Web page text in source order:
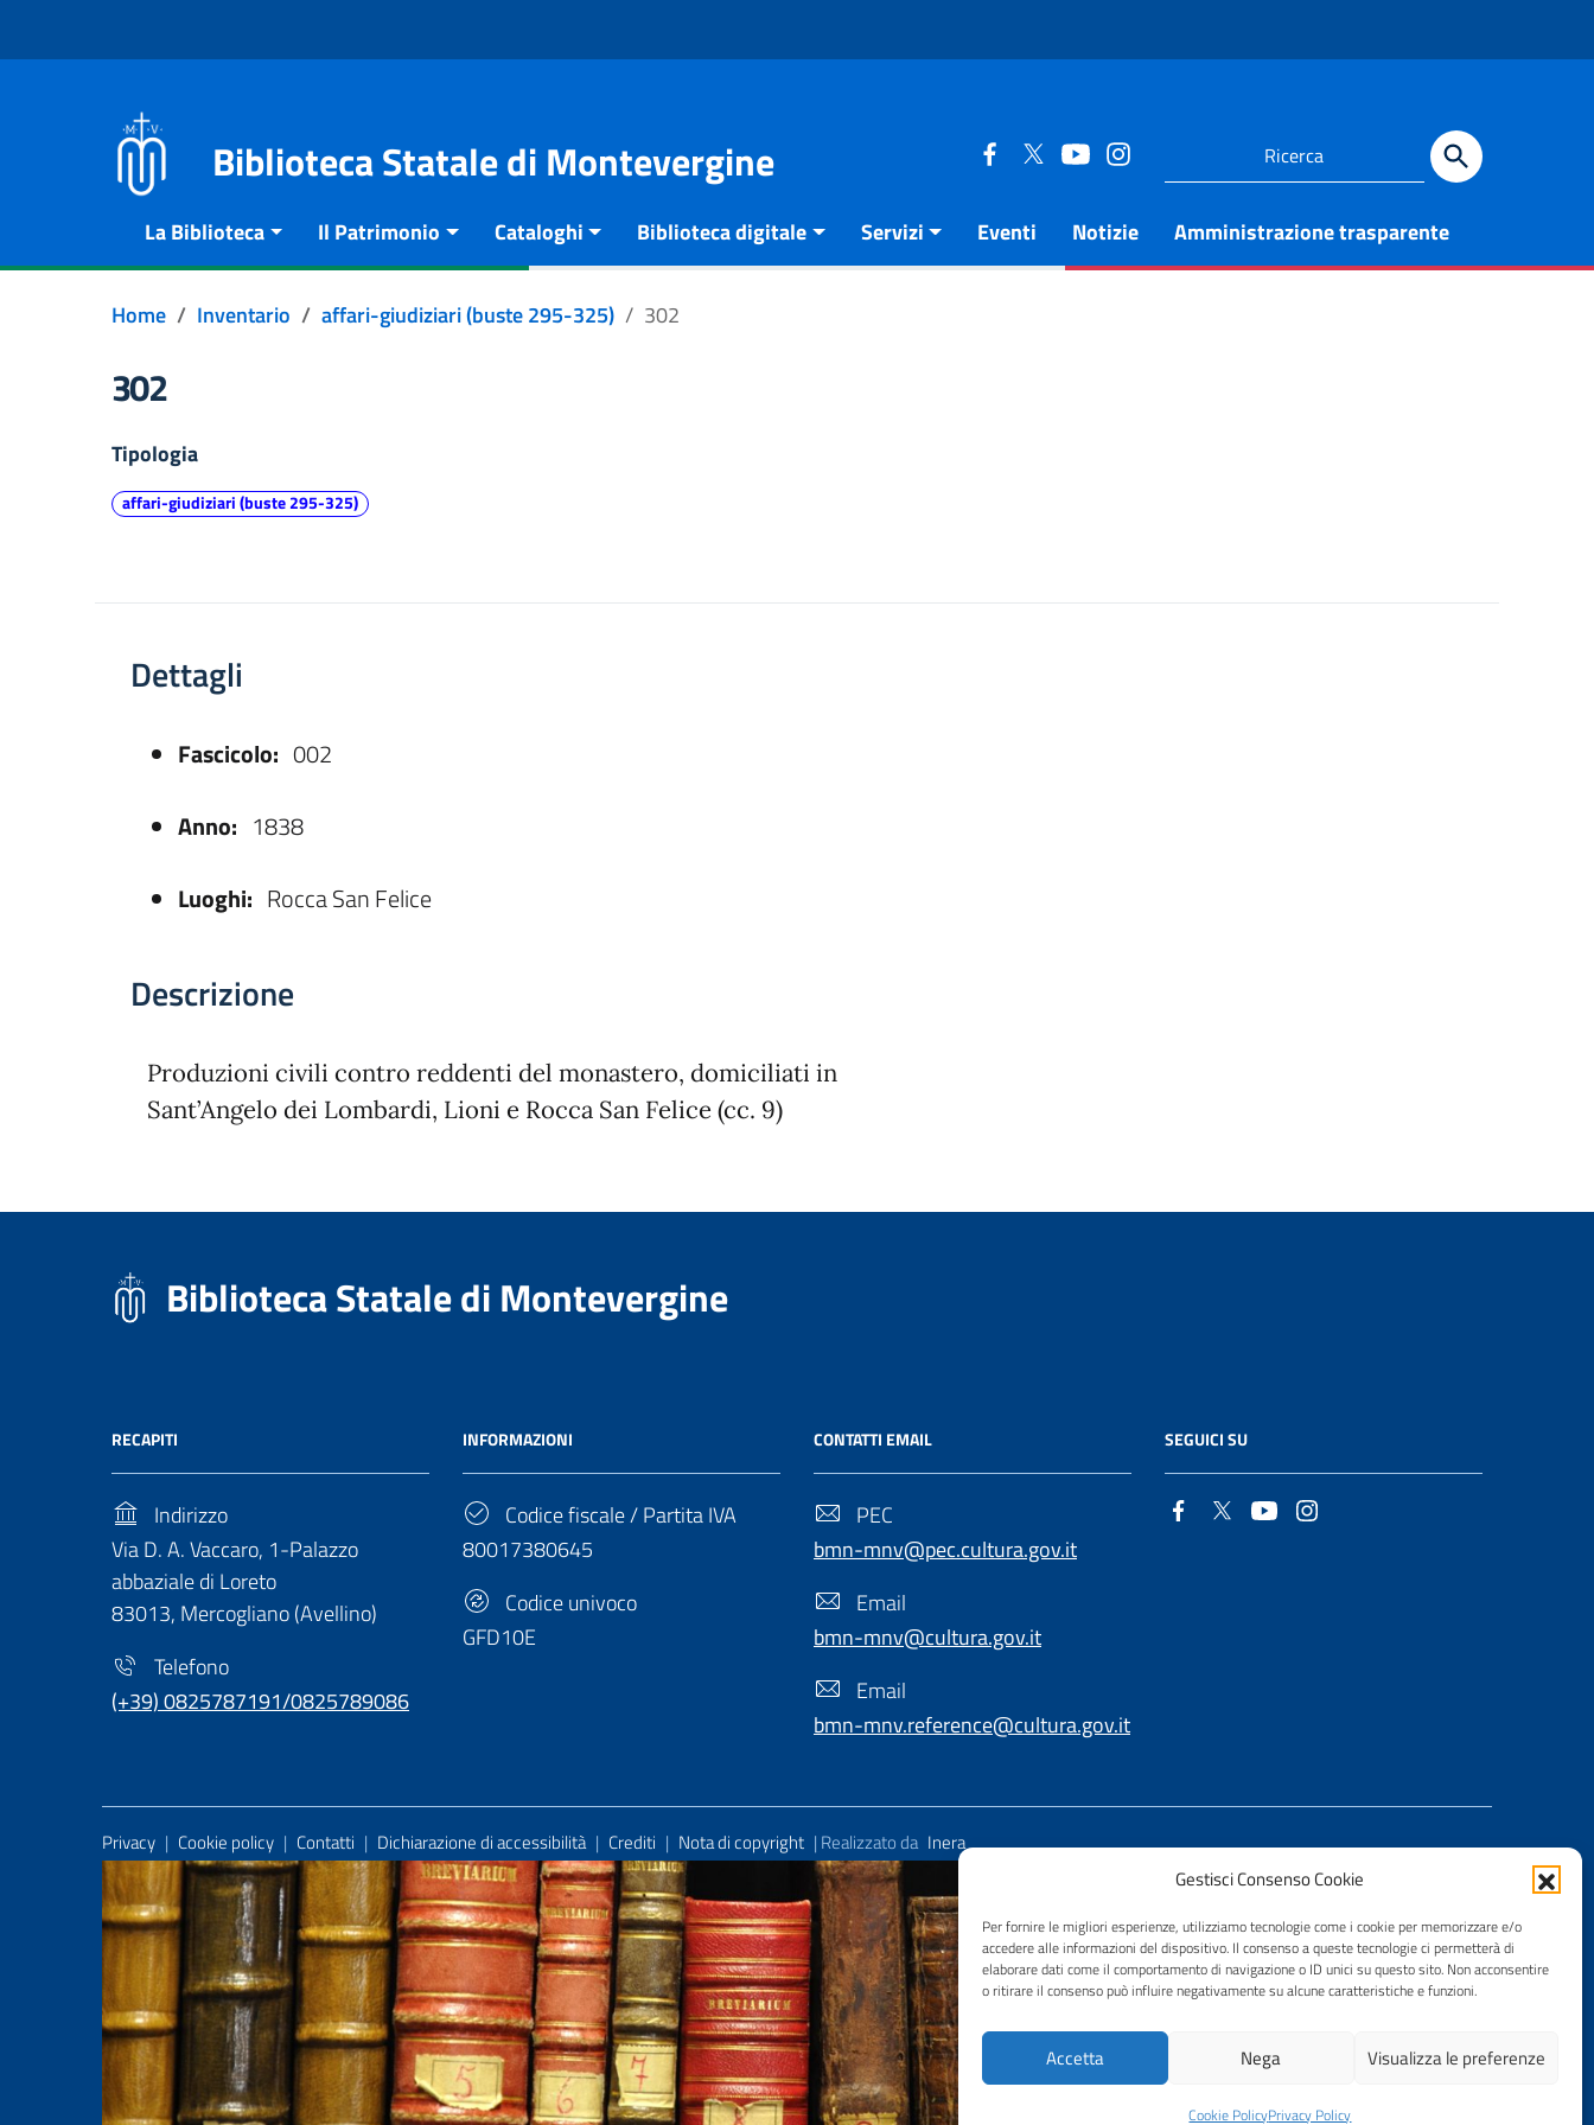
Gestisci Consenso Cookie
Per fornire le migliori esperienze, utilizziamo tecnologie come i cookie per memorizzare e/o
accedere alle informazioni del dispositivo. Il consenso a queste tecnologie ci permetterà di
elaborare dati come il comportamento di navigazione o ID unici su questo sito. Non acconsentire
o ritirare il consenso può influire negativamente su alcune caratteristiche e funzioni.
Accetta Nega Visualizza le preferenze
Cookie PolicyPrivacy Policy
Biblioteca Statale di Montevergine
La Biblioteca Il Patrimonio Cataloghi Biblioteca digitale Servizi Eventi Notizie Amministrazione trasparente
Home Inventario affari-giudiziari (buste 295-325) 302
302
Tipologia
affari-giudiziari (buste 295-325)
Dettagli
Fascicolo: 002
Anno: 1838
Luoghi: Rocca San Felice
Descrizione
Produzioni civili contro reddenti del monastero, domiciliati in
Sant’Angelo dei Lombardi, Lioni e Rocca San Felice (cc. 9)
Biblioteca Statale di Montevergine
RECAPITI
Indirizzo
Via D. A. Vaccaro, 1-Palazzo
abbaziale di Loreto
83013, Mercogliano (Avellino)
Telefono
(+39) 0825787191/0825789086
INFORMAZIONI
Codice fiscale / Partita IVA
80017380645
Codice univoco
GFD10E
CONTATTI EMAIL
PEC
bmn-mnv@pec.cultura.gov.it
Email
bmn-mnv@cultura.gov.it
Email
bmn-mnv.reference@cultura.gov.it
SEGUICI SU
Useful Links Section
Privacy | Cookie policy | Contatti | Dichiarazione di accessibilità | Crediti | Nota di copyright | Realizzato da Inera